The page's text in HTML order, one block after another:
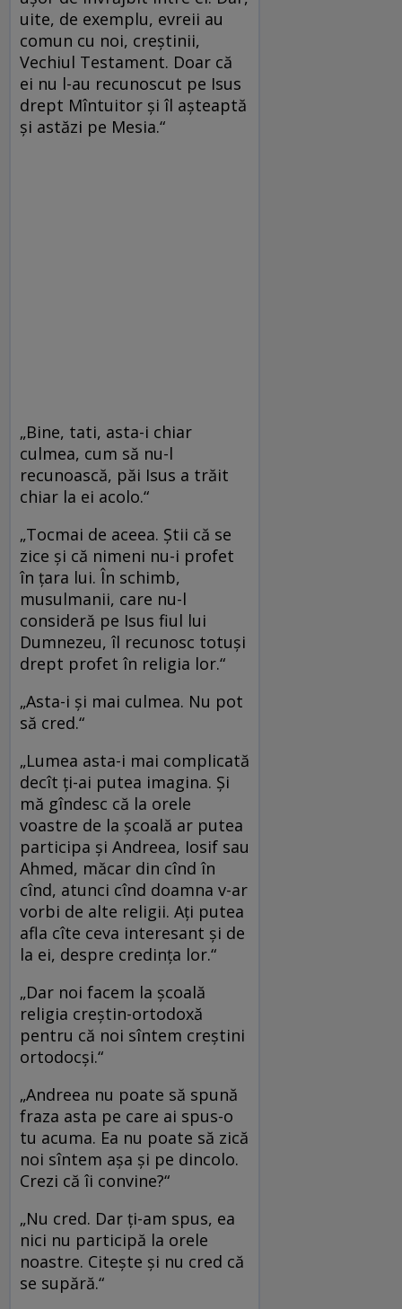
uite, de exemplu, evreii au
comun cu noi, creştinii,
Vechiul Testament. Doar că
ei nu l-au recunoscut pe Isus
drept Mîntuitor şi îl aşteaptă
şi astăzi pe Mesia.“
„Bine, tati, asta-i chiar
culmea, cum să nu-l
recunoască, păi Isus a trăit
chiar la ei acolo.“
„Tocmai de aceea. Ştii că se
zice şi că nimeni nu-i profet
în ţara lui. În schimb,
musulmanii, care nu-l
consideră pe Isus fiul lui
Dumnezeu, îl recunosc totuşi
drept profet în religia lor.“
„Asta-i şi mai culmea. Nu pot
să cred.“
„Lumea asta-i mai complicată
decît ţi-ai putea imagina. Şi
mă gîndesc că la orele
voastre de la şcoală ar putea
participa şi Andreea, Iosif sau
Ahmed, măcar din cînd în
cînd, atunci cînd doamna v-ar
vorbi de alte religii. Aţi putea
afla cîte ceva interesant şi de
la ei, despre credinţa lor.“
„Dar noi facem la şcoală
religia creştin-ortodoxă
pentru că noi sîntem creştini
ortodocşi.“
„Andreea nu poate să spună
fraza asta pe care ai spus-o
tu acuma. Ea nu poate să zică
noi sîntem aşa şi pe dincolo.
Crezi că îi convine?“
„Nu cred. Dar ţi-am spus, ea
nici nu participă la orele
noastre. Citeşte şi nu cred că
se supără.“